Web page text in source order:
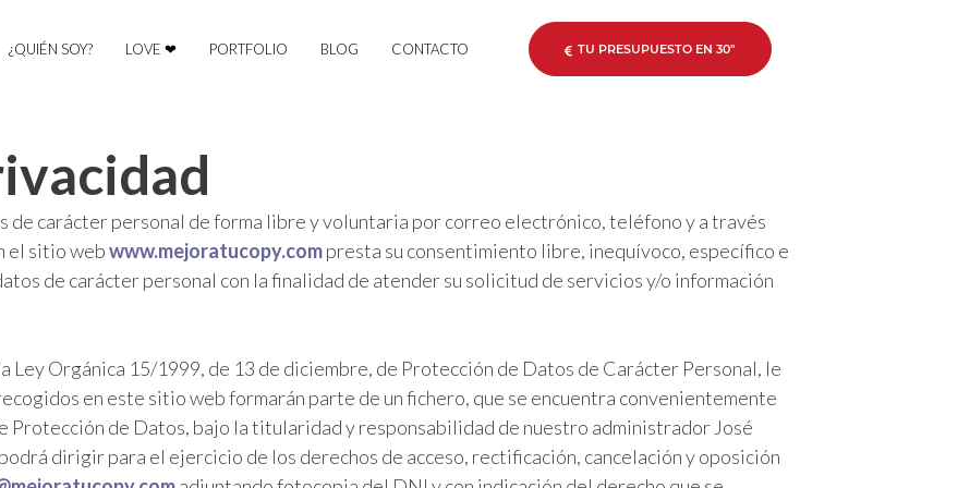
¿QUIÉN SOY? LOVE ❤ PORTFOLIO BLOG CONTACTO TU PRESUPUESTO EN 30"
de carácter personal de forma libre y voluntaria por correo electrónico, teléfono y a través
el sitio webwww.mejoratucopy.compresta su consentimiento libre, inequívoco, específico e
de carácter personal con la finalidad de atender su solicitud de servicios y/o información
Ley Orgánica 15/1999, de 13 de diciembre, de Protección de Datos de Carácter Personal, le
en este sitio web formarán parte de un fichero, que se encuentra convenientemente
Protección de Datos, bajo la titularidad y responsabilidad de nuestro administrador José
dirigir para el ejercicio de los derechos de acceso, rectificación, cancelación y oposición